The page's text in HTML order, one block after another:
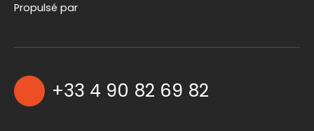
Propulsé par
+33 4 90 82 69 82